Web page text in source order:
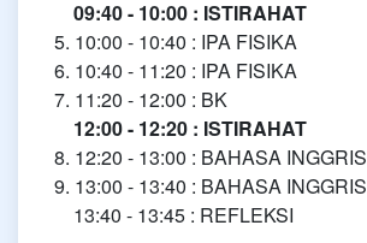
09:40 - 10:00 : ISTIRAHAT
5. 10:00 - 10:40 : IPA FISIKA
6. 10:40 - 11:20 : IPA FISIKA
7. 11:20 - 12:00 : BK
12:00 - 12:20 : ISTIRAHAT
8. 12:20 - 13:00 : BAHASA INGGRIS
9. 13:00 - 13:40 : BAHASA INGGRIS
13:40 - 13:45 : REFLEKSI